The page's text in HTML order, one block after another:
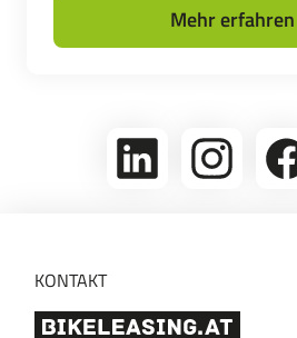
Mehr erfahren
linkedin
Folge
uns
Folge
uns
KONTAKT